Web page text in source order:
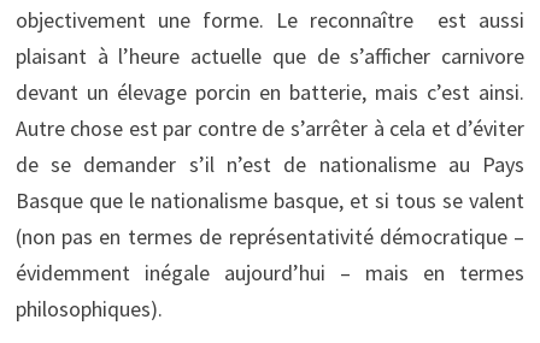
objectivement une forme. Le reconnaître est aussi
plaisant à l’heure actuelle que de s’afficher carnivore
devant un élevage porcin en batterie, mais c’est ainsi.
Autre chose est par contre de s’arrêter à cela et d’éviter
de se demander s’il n’est de nationalisme au Pays
Basque que le nationalisme basque, et si tous se valent
(non pas en termes de représentativité démocratique –
évidemment inégale aujourd’hui – mais en termes
philosophiques).